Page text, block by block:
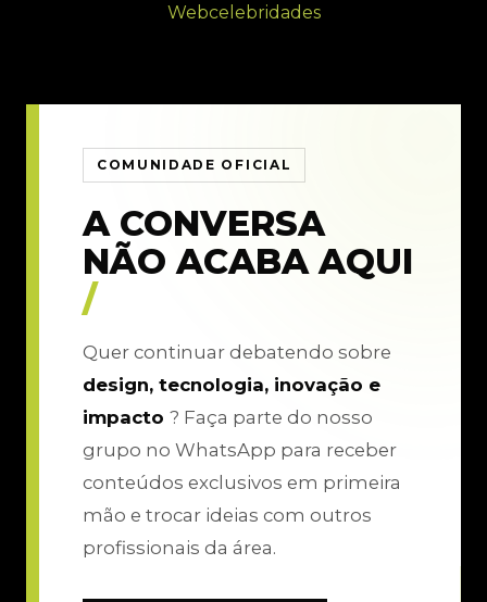
Webcelebridades
COMUNIDADE OFICIAL
A CONVERSA
NÃO ACABA AQUI
/
Quer continuar debatendo sobre
design, tecnologia, inovação e
impacto ? Faça parte do nosso
grupo no WhatsApp para receber
conteúdos exclusivos em primeira
mão e trocar ideias com outros
profissionais da área.